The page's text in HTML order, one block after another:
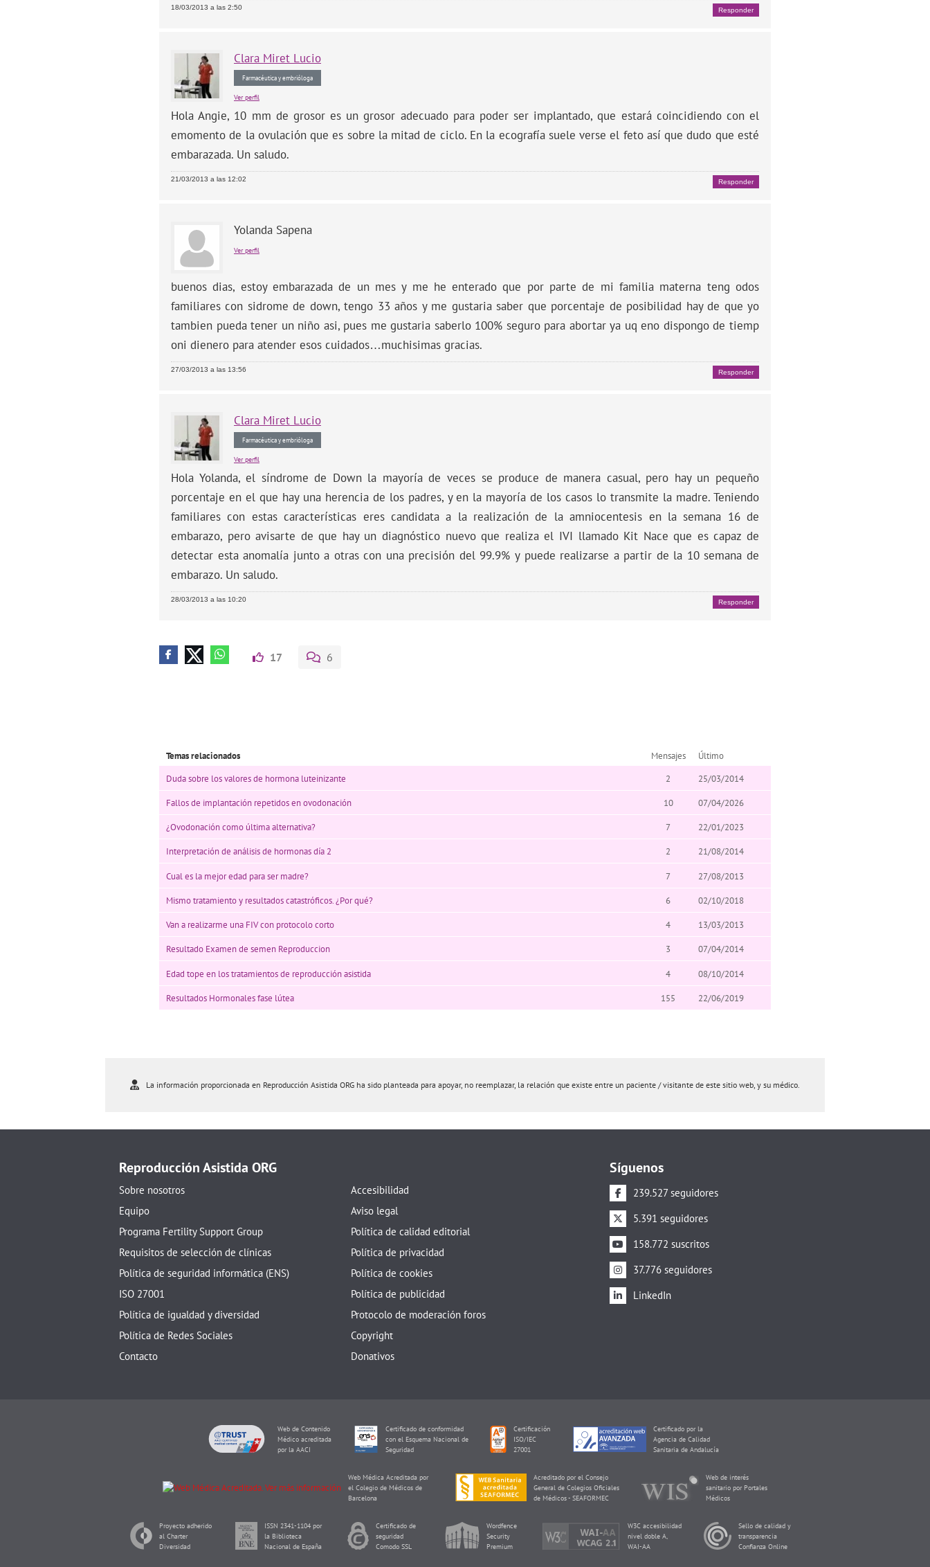
18/03/2013 a las 2:50 Responder
Clara Miret Lucio
Farmacéutica y embrióloga
Ver perfil
Hola Angie, 10 mm de grosor es un grosor adecuado para poder ser implantado, que estará coincidiendo con el
emomento de la ovulación que es sobre la mitad de ciclo. En la ecografía suele verse el feto así que dudo que esté
embarazada. Un saludo.
21/03/2013 a las 12:02 Responder
Yolanda Sapena
Ver perfil
buenos dias, estoy embarazada de un mes y me he enterado que por parte de mi familia materna teng odos
familiares con sidrome de down, tengo 33 años y me gustaria saber que porcentaje de posibilidad hay de que yo
tambien pueda tener un niño asi, pues me gustaria saberlo 100% seguro para abortar ya uq eno dispongo de tiemp
oni dienero para atender esos cuidados…muchisimas gracias.
27/03/2013 a las 13:56 Responder
Clara Miret Lucio
Farmacéutica y embrióloga
Ver perfil
Hola Yolanda, el síndrome de Down la mayoría de veces se produce de manera casual, pero hay un pequeño
porcentaje en el que hay una herencia de los padres, y en la mayoría de los casos lo transmite la madre. Teniendo
familiares con estas características eres candidata a la realización de la amniocentesis en la semana 16 de
embarazo, pero avisarte de que hay un diagnóstico nuevo que realiza el IVI llamado Kit Nace que es capaz de
detectar esta anomalía junto a otras con una precisión del 99.9% y puede realizarse a partir de la 10 semana de
embarazo. Un saludo.
28/03/2013 a las 10:20 Responder
17 6
Temas relacionados Mensajes
Último
Duda sobre los valores de hormona luteinizante
2 25/03/2014
Fallos de implantación repetidos en ovodonación 10 07/04/2026
¿Ovodonación como última alternativa? 7 22/01/2023
Interpretación de análisis de hormonas día 2 2 21/08/2014
Cual es la mejor edad para ser madre? 7 27/08/2013
Mismo tratamiento y resultados catastróficos. ¿Por qué? 6 02/10/2018
Van a realizarme una FIV con protocolo corto 4 13/03/2013
Resultado Examen de semen Reproduccion 3 07/04/2014
Edad tope en los tratamientos de reproducción asistida 4 08/10/2014
Resultados Hormonales fase lútea 155 22/06/2019
La información proporcionada en Reproducción Asistida ORG ha sido planteada para apoyar, no reemplazar, la relación que existe entre un paciente / visitante de este sitio web, y su médico.
Reproducción Asistida ORG
Sobre nosotros
Equipo
Programa Fertility Support Group
Requisitos de selección de clínicas
Política de seguridad informática (ENS)
ISO 27001
Política de igualdad y diversidad
Política de Redes Sociales
Contacto
Accesibilidad
Aviso legal
Política de calidad editorial
Política de privacidad
Política de cookies
Política de publicidad
Protocolo de moderación foros
Copyright
Donativos
Síguenos
239.527 seguidores
5.391 seguidores
158.772 suscritos
37.776 seguidores
LinkedIn
Web de Contenido
Médico acreditada
por la AACI
Certificado de conformidad
con el Esquema Nacional de
Seguridad
Certificación
ISO/IEC
27001
Certificado por la
Agencia de Calidad
Sanitaria de Andalucía
Web Médica Acreditada por
el Colegio de Médicos de
Barcelona
Acreditado por el Consejo
General de Colegios Oficiales
de Médicos - SEAFORMEC
Web de interés
sanitario por Portales
Médicos
Proyecto adherido
al Charter
Diversidad
ISSN 2341-1104 por
la Biblioteca
Nacional de España
Certificado de
seguridad
Comodo SSL
Wordfence
Security
Premium
W3C accesibilidad
nivel doble A,
WAI-AA
Sello de calidad y
transparencia
Confianza Online